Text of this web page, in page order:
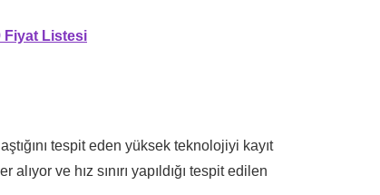
Fiyat Listesi
tespit eden yüksek teknolojiyi kayıt
ve hız sınırı yapıldığı tespit edilen